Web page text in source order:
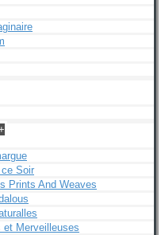
Soir
Prints And Weaves
et Merveilleuses